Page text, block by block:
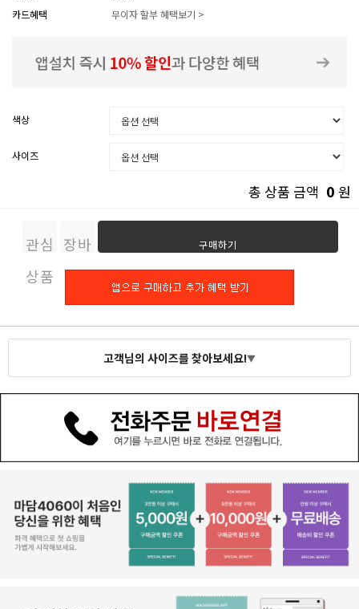
카드혜택
무이자 할부 혜택보기 >
색상
사이즈
총 상품 금액 0 원
관심
상품
장바
구니
구매하기
고객님의 사이즈를 찾아보세요!▼